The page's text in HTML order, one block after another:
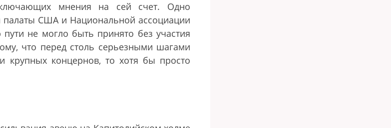
мнения на сей счет. Одно
палаты США и Национальной ассоциации
пути не могло быть принято без участия
что перед столь серьезными шагами
крупных концернов, то хотя бы просто